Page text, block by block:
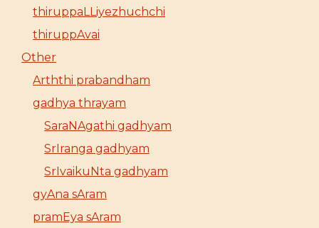
thiruppaLLiyezhuchchi
thiruppAvai
Other
Arththi prabandham
gadhya thrayam
SaraNAgathi gadhyam
SrIranga gadhyam
SrIvaikuNta gadhyam
gyAna sAram
pramEya sAram